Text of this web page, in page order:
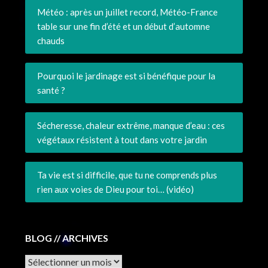
Météo : après un juillet record, Météo-France
table sur une fin d’été et un début d’automne
chauds
Pourquoi le jardinage est si bénéfique pour la
santé ?
Sécheresse, chaleur extrême, manque d’eau : ces
végétaux résistent à tout dans votre jardin
Ta vie est si difficile, que tu ne comprends plus
rien aux voies de Dieu pour toi… (vidéo)
BLOG // ARCHIVES
Archives